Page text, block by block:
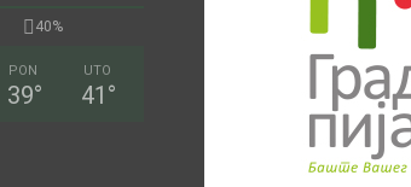
40%
PON
39°
UTO
41 °